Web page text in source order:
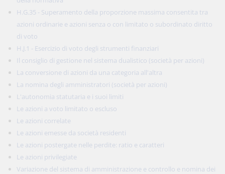
H.G.35 - Superamento della proporzione massima consentita tra
azioni ordinarie e azioni senza o con limitato o subordinato diritto
di voto
H.J.1 - Esercizio di voto degli strumenti finanziari
Il consiglio di gestione nel sistema dualistico (società per azioni)
La conversione di azioni da una categoria all'altra
La nomina degli amministratori (società per azioni)
L'autonomia statutaria e i suoi limiti
Le azioni a voto limitato o escluso
Le azioni correlate
Le azioni emesse da società residenti
Le azioni postergate nelle perdite: ratio e caratteri
Le azioni privilegiate
Variazione del sistema di amministrazione e controllo e nomina dei